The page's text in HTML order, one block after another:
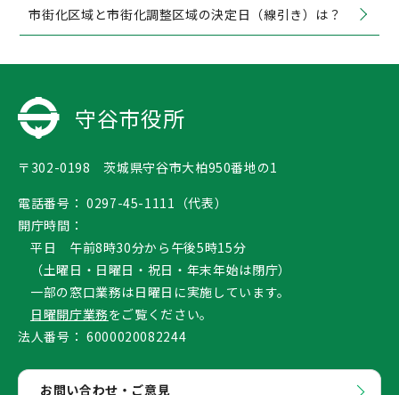
市街化区域と市街化調整区域の決定日（線引き）は？
守谷市役所
〒302-0198 茨城県守谷市大柏950番地の1
電話番号： 0297-45-1111（代表）
開庁時間：
平日 午前8時30分から午後5時15分
（土曜日・日曜日・祝日・年末年始は閉庁）
一部の窓口業務は日曜日に実施しています。
日曜開庁業務をご覧ください。
法人番号： 6000020082244
お問い合わせ・ご意見